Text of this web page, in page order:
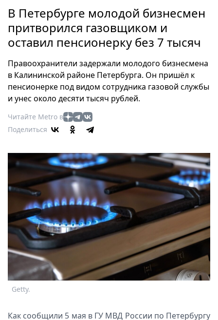
Россия
Мир
Здоровье
Туризм
Мода
Театр
Кино
Афиша
Книги
Выставки
Пресс-
релизы
О
Metro
Стримы
Спецпроекты
Звезды
Выборы
2026
Скачай
В Петербурге молодой бизнесмен
притворился газовщиком и
оставил пенсионерку без 7 тысяч
Правоохранители задержали молодого бизнесмена
в Калининской районе Петербурга. Он пришёл к
пенсионерке под видом сотрудника газовой службы
и унес около десяти тысяч рублей.
Читайте Metro в
Поделиться
Getty.
Как сообщили 5 мая в ГУ МВД России по Петербургу